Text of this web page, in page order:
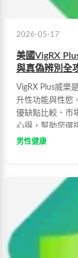
2026-05-17
美國VigRX
與真偽辨別全
VigRX Plus威樂
升性功能與性慾
優缺點比較、市
心得，幫助您選
運的正品。
男性健康